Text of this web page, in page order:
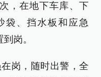
，在地下车库、下
袋、挡水板和应急
岗。
岗，随时出警，全